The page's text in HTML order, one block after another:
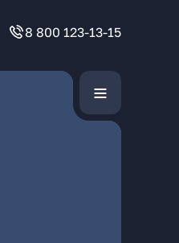
8 800 123-13-15